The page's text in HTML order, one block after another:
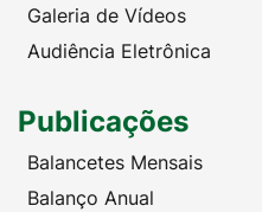
Galeria de Vídeos
Audiência Eletrônica
Publicações
Balancetes Mensais
Balanço Anual